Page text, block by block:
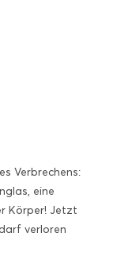
Verbrechens:
eine
Körper! Jetzt
verloren